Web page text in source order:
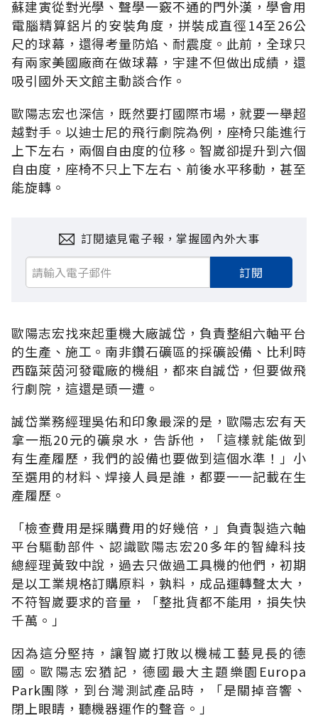
蘇建寅從對光學、聲學一竅不通的門外漢，學會用
電腦精算鋁片的安裝角度，拼裝成直徑14至26公
尺的球幕，還得考量防焰、耐震度。此前，全球只
有兩家美國廠商在做球幕，宇建不但做出成績，還
吸引國外天文館主動談合作。
歐陽志宏也深信，既然要打國際市場，就要一舉超
越對手。以迪士尼的飛行劇院為例，座椅只能進行
上下左右，兩個自由度的位移。智崴卻提升到六個
自由度，座椅不只上下左右、前後水平移動，甚至
能旋轉。
訂閱遠見電子報，掌握國內外大事
訂閱
歐陽志宏找來起重機大廠誠岱，負責整組六軸平台
的生產、施工。南非鑽石礦區的採礦設備、比利時
西臨萊茵河發電廠的機組，都來自誠岱，但要做飛
行劇院，這還是頭一遭。
誠岱業務經理吳佑和印象最深的是，歐陽志宏有天
拿一瓶20元的礦泉水，告訴他，「這樣就能做到
有生產履歷，我們的設備也要做到這個水準！」小
至選用的材料、焊接人員是誰，都要一一記載在生
產履歷。
「檢查費用是採購費用的好幾倍，」負責製造六軸
平台驅動部件、認識歐陽志宏20多年的智緯科技
總經理黃致中說，過去只做過工具機的他們，初期
是以工業規格訂購原料，孰料，成品運轉聲太大，
不符智崴要求的音量，「整批貨都不能用，損失快
千萬。」
因為這分堅持，讓智崴打敗以機械工藝見長的德
國。歐陽志宏猶記，德國最大主題樂園Europa
Park團隊，到台灣測試產品時，「是關掉音響、
閉上眼睛，聽機器運作的聲音。」